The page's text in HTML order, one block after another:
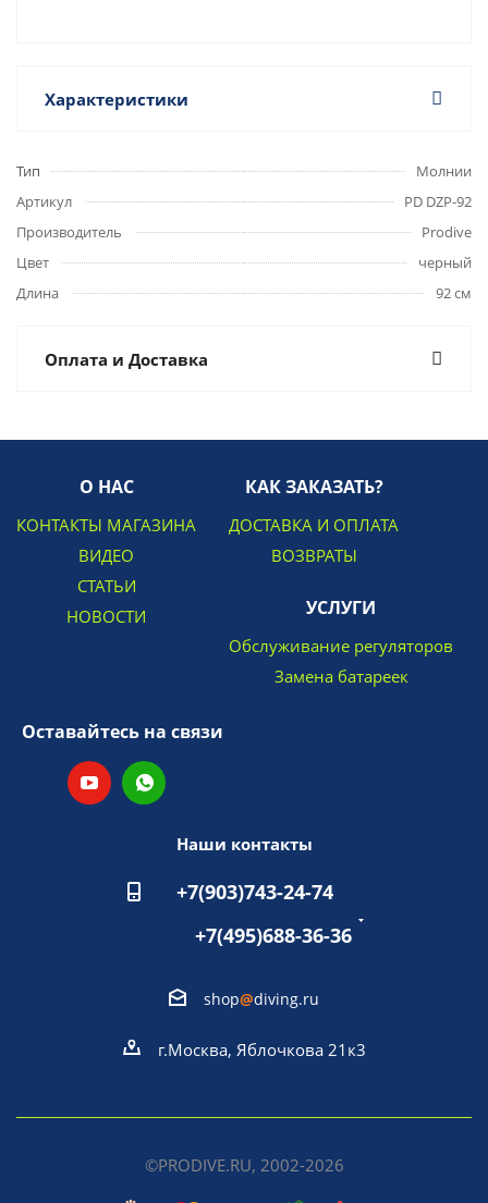
Характеристики
Тип
Молнии
Артикул
PD DZP-92
Производитель
Prodive
Цвет
черный
Длина
92 см
Оплата и Доставка
О НАС
КОНТАКТЫ МАГАЗИНА
ВИДЕО
СТАТЬИ
НОВОСТИ
КАК ЗАКАЗАТЬ?
ДОСТАВКА И ОПЛАТА
ВОЗВРАТЫ
УСЛУГИ
Обслуживание регуляторов
Замена батареек
Оставайтесь на связи
Наши контакты
+7(903)743-24-74
+7(495)688-36-36
shop@diving.ru
г.Москва, Яблочкова 21к3
©PRODIVE.RU, 2002-2026